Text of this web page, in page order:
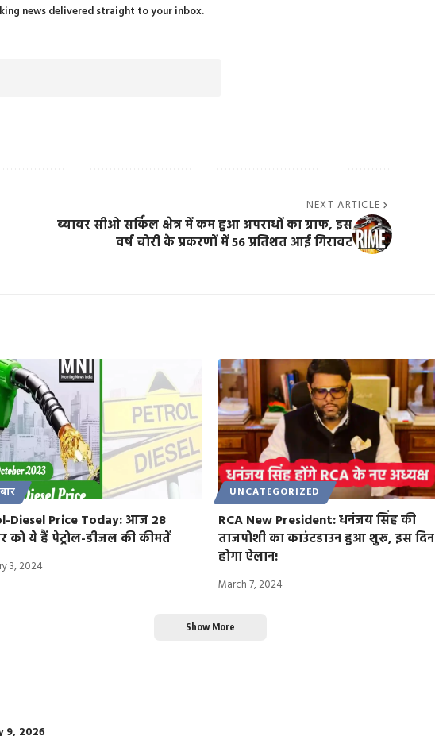
news delivered straight to your inbox.
NEXT ARTICLE
ब्यावर सीओ सर्किल क्षेत्र में कम हुआ अपराधों का ग्राफ, इस
वर्ष चोरी के प्रकरणों में 56 प्रतिशत आई गिरावट
Diesel Price Today: आज 28
को ये हैं पेट्रोल-डीजल की कीमतें
3, 2024
UNCATEGORIZED
RCA New President: धनंजय सिंह की
ताजपोशी का काउंटडाउन हुआ शुरू, इस दिन
होगा ऐलान!
March 7, 2024
Show More
9, 2026